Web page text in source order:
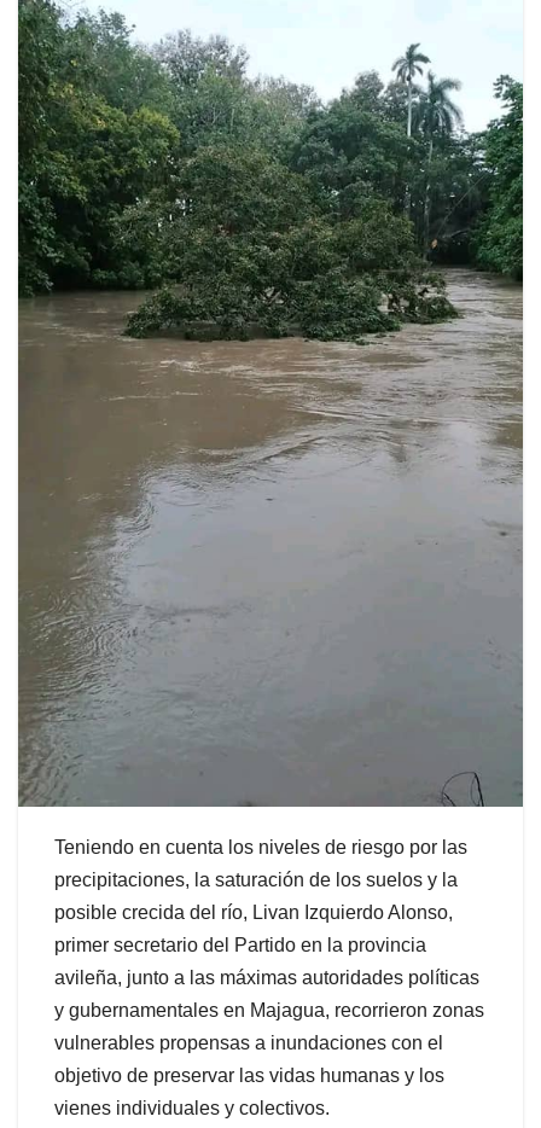
Teniendo en cuenta los niveles de riesgo por las
precipitaciones, la saturación de los suelos y la
posible crecida del río, Livan Izquierdo Alonso,
primer secretario del Partido en la provincia
avileña, junto a las máximas autoridades políticas
y gubernamentales en Majagua, recorrieron zonas
vulnerables propensas a inundaciones con el
objetivo de preservar las vidas humanas y los
vienes individuales y colectivos.